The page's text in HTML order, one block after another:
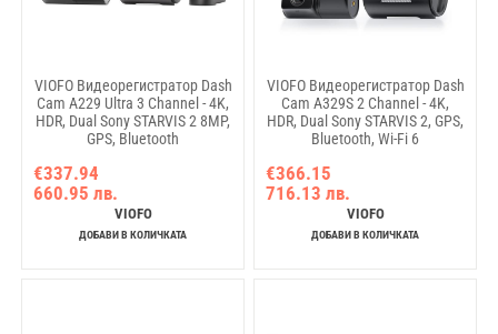
VIOFO Видеорегистратор Dash
Cam A229 Ultra 3 Channel - 4K,
HDR, Dual Sony STARVIS 2 8MP,
GPS, Bluetooth
€337.94
660.95 лв.
VIOFO
ДОБАВИ В КОЛИЧКАТА
VIOFO Видеорегистратор Dash
Cam A329S 2 Channel - 4K,
HDR, Dual Sony STARVIS 2, GPS,
Bluetooth, Wi-Fi 6
€366.15
716.13 лв.
VIOFO
ДОБАВИ В КОЛИЧКАТА